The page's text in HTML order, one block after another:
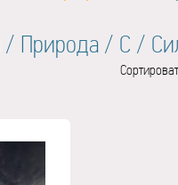
/ Природа / С /